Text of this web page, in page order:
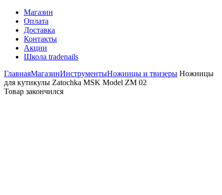
Магазин
Оплата
Доставка
Контакты
Акции
Школа tradenails
ГлавнаяМагазинИнструментыНожницы и твизеры Ножницы
для кутикулы Zatochka MSK Model ZM 02
Товар закончился